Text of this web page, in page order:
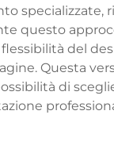
specializzate,
questo
del
Questa
di